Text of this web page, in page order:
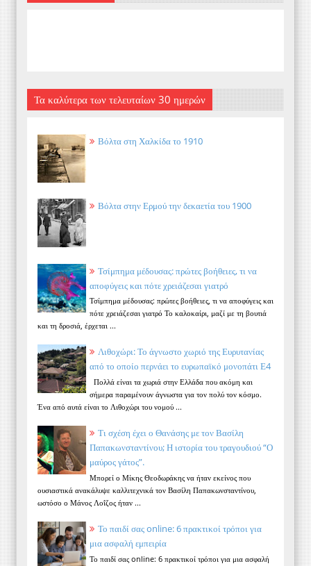
Τα καλύτερα των τελευταίων 30 ημερών
Βόλτα στη Χαλκίδα το 1910
Βόλτα στην Ερμού την δεκαετία του 1900
Τσίμπημα μέδουσας: πρώτες βοήθειες, τι να
αποφύγεις και πότε χρειάζεσαι γιατρό
Τσίμπημα μέδουσας: πρώτες βοήθειες, τι να αποφύγεις και
πότε χρειάζεσαι γιατρό Το καλοκαίρι, μαζί με τη βουτιά
και τη δροσιά, έρχεται ...
Λιθοχώρι: Το άγνωστο χωριό της Ευρυτανίας
από το οποίο περνάει το ευρωπαϊκό μονοπάτι Ε4
Πολλά είναι τα χωριά στην Ελλάδα που ακόμη και
σήμερα παραμένουν άγνωστα για τον πολύ τον κόσμο.
Ένα από αυτά είναι το Λιθοχώρι του νομού ...
Τι σχέση έχει ο Θανάσης με τον Βασίλη
Παπακωνσταντίνου; Η ιστορία του τραγουδιού “Ο
μαύρος γάτος”.
Μπορεί ο Μίκης Θεοδωράκης να ήταν εκείνος που
ουσιαστικά ανακάλυψε καλλιτεχνικά τον Βασίλη Παπακωνσταντίνου,
ωστόσο ο Μάνος Λοΐζος ήταν ...
Το παιδί σας online: 6 πρακτικοί τρόποι για
μια ασφαλή εμπειρία
Το παιδί σας online: 6 πρακτικοί τρόποι για μια ασφαλή